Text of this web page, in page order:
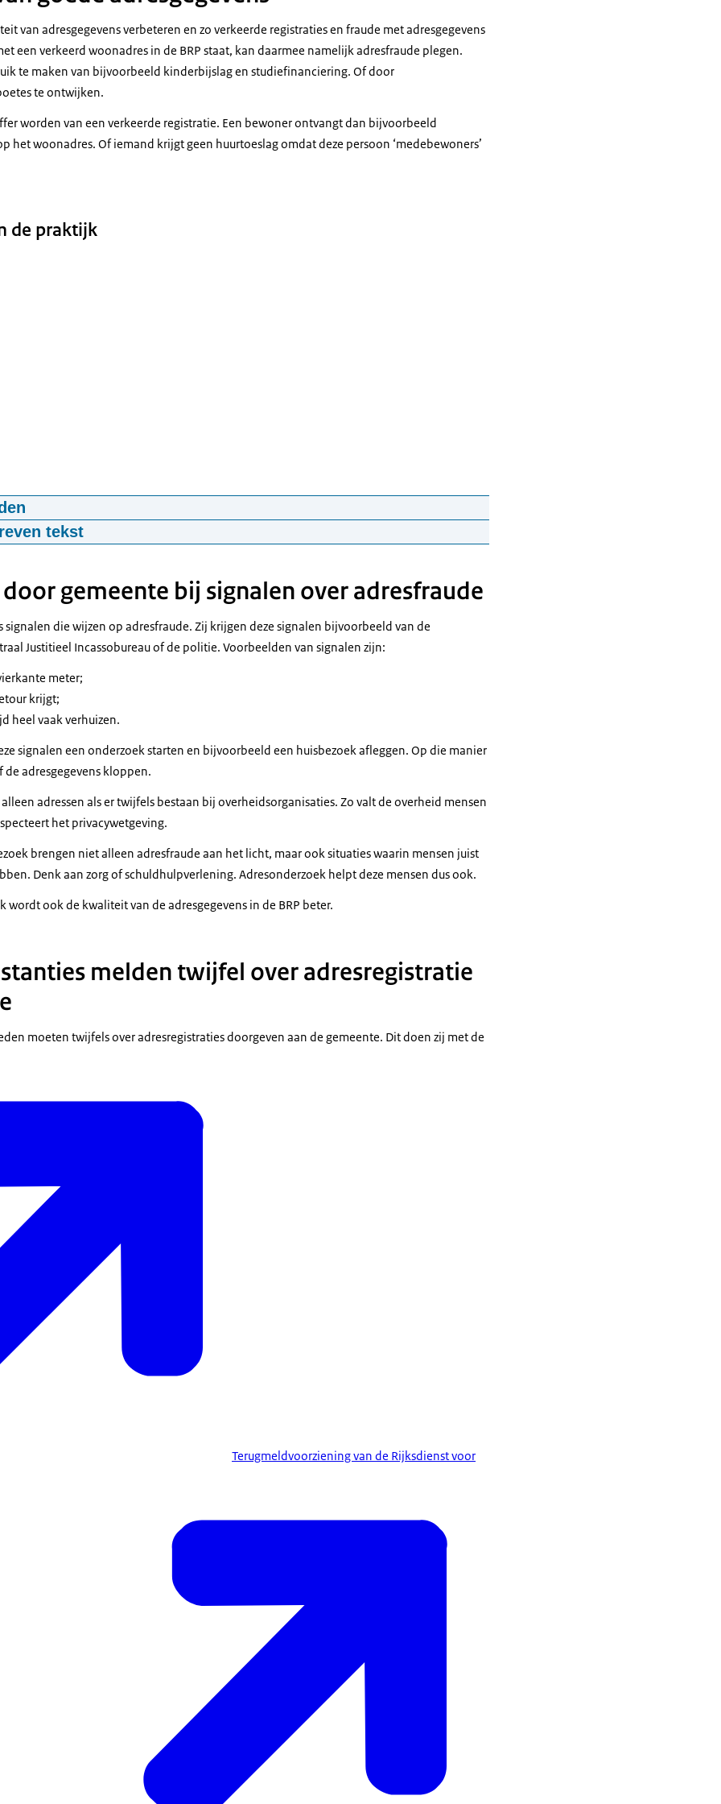
van adresgegevens verbeteren en zo verkeerde registraties en fraude met adresgegevens
een verkeerd woonadres in de BRP staat, kan daarmee namelijk adresfraude plegen.
te maken van bijvoorbeeld kinderbijslag en studiefinanciering. Of door
te ontwijken.
worden van een verkeerde registratie. Een bewoner ontvangt dan bijvoorbeeld
het woonadres. Of iemand krijgt geen huurtoeslag omdat deze persoon ‘medebewoners’
de praktijk
in de praktijk
mp456.1 MB
tekst
van iedereen het woonadres bijgehouden.
BRP.
dat woonadressen kloppen.
geregistreerd staan, kan de overheid ze niet bereiken.
kans dat mensen met een foutief woonadres ten onrechte overheidsgeld krijgen of dat
kunnen worden.
overheidsdiensten vermoeden soms dat de adresregistratie niet klopt.
er veel mensen op een bepaald adres staan ingeschreven...
retour wordt gestuurd.
profielen worden signalen gemaakt.
met deze signalen een onderzoek starten en bij serieuze twijfel, een huisbezoek
dan corrigeert de gemeente deze in de BRP.
van de BRP en beschikken overheidsorganisaties over de juiste, actuele
met de bevindingen van het huisbezoek hun dienstverlening voor de
die zich achter de voordeur afspelen.
Kijk op www.rvig.nl.
gemeente bij signalen over adresfraude
signalen die wijzen op adresfraude. Zij krijgen deze signalen bijvoorbeeld van de
Justitieel Incassobureau of de politie. Voorbeelden van signalen zijn:
meter;
krijgt;
heel vaak verhuizen.
signalen een onderzoek starten en bijvoorbeeld een huisbezoek afleggen. Op die manier
de adresgegevens kloppen.
adressen als er twijfels bestaan bij overheidsorganisaties. Zo valt de overheid mensen
het privacywetgeving.
brengen niet alleen adresfraude aan het licht, maar ook situaties waarin mensen juist
Denk aan zorg of schuldhulpverlening. Adresonderzoek helpt deze mensen dus ook.
wordt ook de kwaliteit van de adresgegevens in de BRP beter.
melden twijfel over adresregistratie
moeten twijfels over adresregistraties doorgeven aan de gemeente. Dit doen zij met de
Terugmeldvoorziening van de Rijksdienst voor